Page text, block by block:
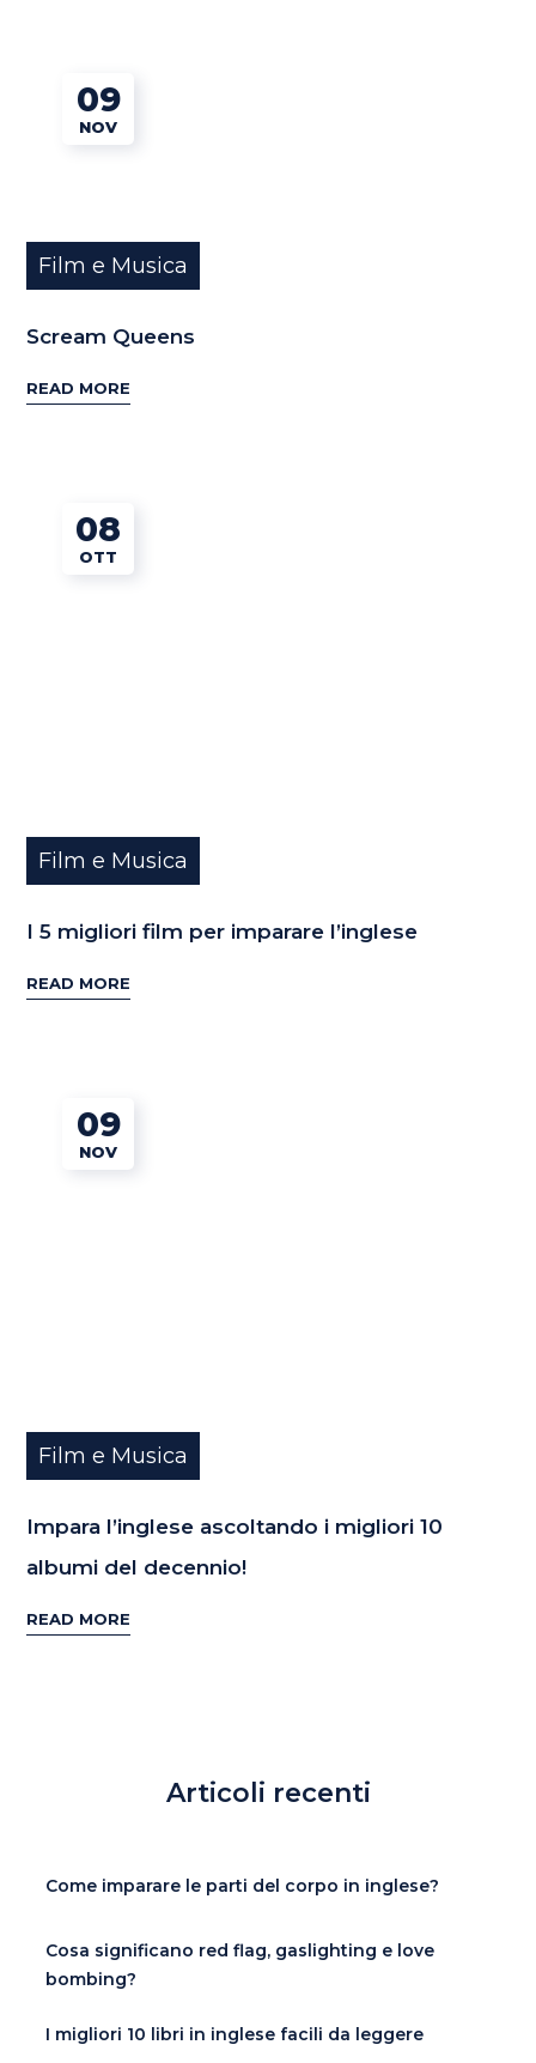
09
NOV
Film e Musica
Scream Queens
READ MORE
08
OTT
Film e Musica
I 5 migliori film per imparare l’inglese
READ MORE
09
NOV
Film e Musica
Impara l’inglese ascoltando i migliori 10
albumi del decennio!
READ MORE
Articoli recenti
Come imparare le parti del corpo in inglese?
Cosa significano red flag, gaslighting e love
bombing?
I migliori 10 libri in inglese facili da leggere